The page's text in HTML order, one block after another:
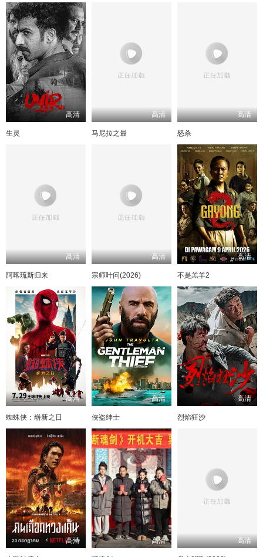
高清
生灵
高清
马尼拉之最
高清
怒杀
高清
阿喀琉斯归来
高清
宗师叶问(2026)
高清
不是羔羊2
高清
蜘蛛侠：崭新之日
高清
侠盗绅士
高清
烈焰狂沙
高清 高清 高清